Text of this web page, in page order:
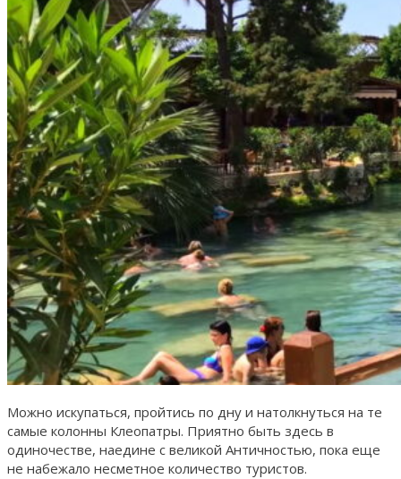
Можно искупаться, пройтись по дну и натолкнуться на те
самые колонны Клеопатры. Приятно быть здесь в
одиночестве, наедине с великой Античностью, пока еще
не набежало несметное количество туристов.